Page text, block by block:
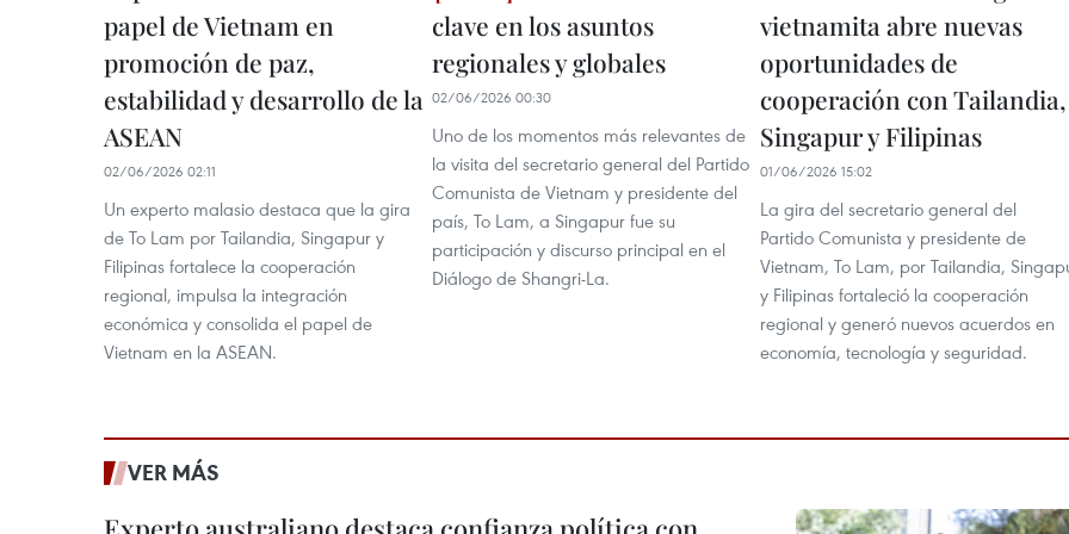
papel de Vietnam en
promoción de paz,
estabilidad y desarrollo de la
ASEAN
02/06/2026 02:11
Un experto malasio destaca que la gira
de To Lam por Tailandia, Singapur y
Filipinas fortalece la cooperación
regional, impulsa la integración
económica y consolida el papel de
Vietnam en la ASEAN.
clave en los asuntos
regionales y globales
02/06/2026 00:30
Uno de los momentos más relevantes de
la visita del secretario general del Partido
Comunista de Vietnam y presidente del
país, To Lam, a Singapur fue su
participación y discurso principal en el
Diálogo de Shangri-La.
vietnamita abre nuevas
oportunidades de
cooperación con Tailandia,
Singapur y Filipinas
01/06/2026 15:02
La gira del secretario general del
Partido Comunista y presidente de
Vietnam, To Lam, por Tailandia,
y Filipinas fortaleció la cooperación
regional y generó nuevos acuerdos en
economía, tecnología y seguridad.
VER MÁS